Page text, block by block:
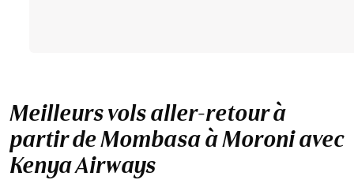
Meilleurs vols aller-retour à
partir de Mombasa à Moroni avec
Kenya Airways